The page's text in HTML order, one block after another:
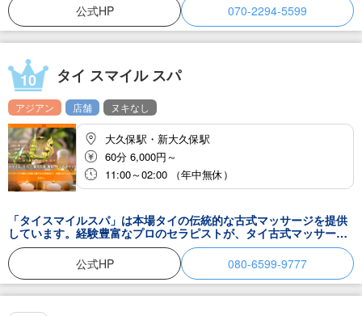
忘れながら、心身ともにリフレッシュしていただけます。また、施
術の前後にはお茶やコーヒー、お菓子などのドリンクサービスをご
用意し、ちょっとした休憩のひとときも心地よくお過ごしいただけ
ます。さらに、当店は新大久保・新宿エリアの国際色豊かな街に根
付き、日本人のお客様だけでなく観光客や留学生、地域に暮らす
方々など多彩なお客様にご利用いただいています。ペアでのご来店
や友人同士の利用も歓迎しており、気軽に立ち寄れるアットホーム
さも魅力のひとつです。 料金は分かりやすく安心できる設定となっ
ており、初めての方にもリピーターの方にも気軽に通っていただけ
る工夫をしています。そのため、多くのお客様が長く通い続けてく
ださり、「信頼できる技術」「誠実な対応」といった声を数多くい
ただいております。また、店内のインテリアにはタイの雰囲気を取
り入れ、ほんのり香るアロマの香りと合わせて、異国に訪れたよう
な穏やかなひとときを演出。忙しい日常を離れ、心から安らげる時
間をお届けします。 新大久保・新宿エリアで「確かな技術」「駅近
サージ店をお探しの方は、ぜひ「タイクイーン タイ古式マッサージ
新大久保店」へ。肩こりや疲労の改善はもちろん、オイルマッサー
ジで心までほぐれる時間をご体験ください。きっと「また来たい」
と思っていただけるはずです。
公式HP 070-2294-5599
10 タイ スマイル スパ
アジアン 店舗 ヌキなし
大久保駅・新大久保駅
60分 6,000円～
11:00～02:00 （年中無休）
「タイスマイルスパ」は本場タイの伝統的な古式マッサージを提供
しています。経験豊富なプロのセラピストが、タイ古式マッサージ
の技術と手法を厳密に守りながら、お客様の健康とリラックスをサ
ポートします。公式HP 080-6599-9777